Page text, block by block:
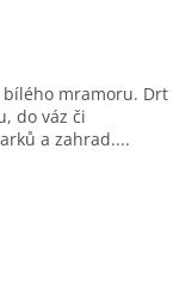
mramoru. Drť
do váz či
a zahrad....